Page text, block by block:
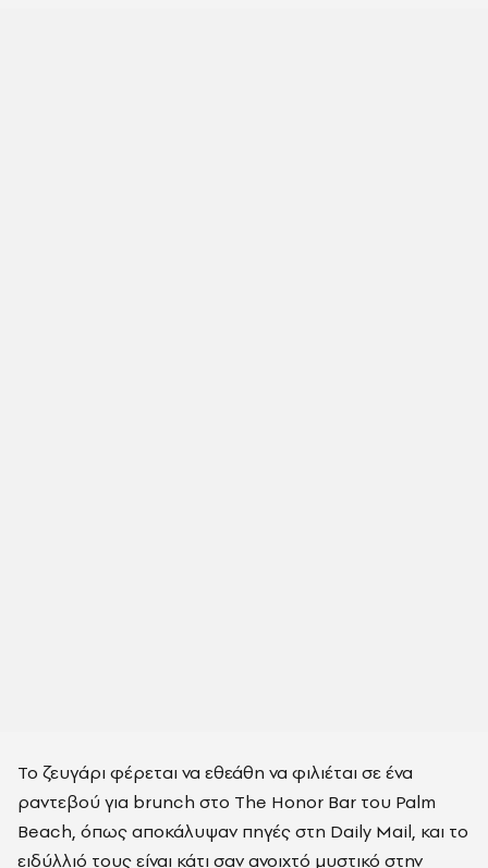
Το ζευγάρι φέρεται να εθεάθη να φιλιέται σε ένα
ραντεβού για brunch στο The Honor Bar του Palm
Beach, όπως αποκάλυψαν πηγές στη Daily Mail, και το
ειδύλλιό τους είναι κάτι σαν ανοιχτό μυστικό στην